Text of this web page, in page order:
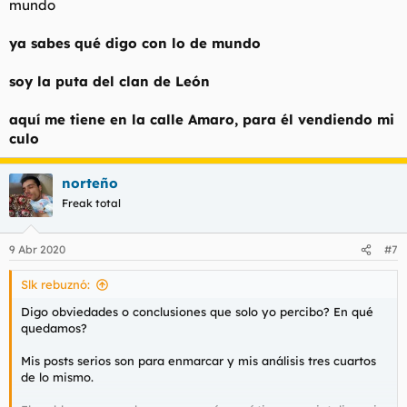
mundo
ya sabes qué digo con lo de mundo
soy la puta del clan de León
aquí me tiene en la calle Amaro, para él vendiendo mi
culo
norteño
Freak total
9 Abr 2020 #7
Slk rebuznó:
Digo obviedades o conclusiones que solo yo percibo? En qué
quedamos?
Mis posts serios son para enmarcar y mis análisis tres cuartos
de lo mismo.